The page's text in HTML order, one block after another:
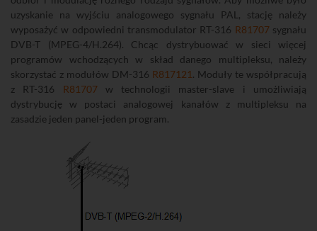
uzyskanie na wyjściu analogowego sygnału PAL, stację należy
wyposażyć w odpowiedni transmodulator RT-316 R81707sygnału
DVB-T (MPEG-4/H.264). Chcąc dystrybuować w sieci więcej
programów wchodzących w skład danego multipleksu, należy
skorzystać z modułów DM-316 R817121 . Moduły te współpracują
z RT-316 R81707w technologii master-slave i umożliwiają
dystrybucję w postaci analogowej kanałów z multipleksu na
zasadzie jeden panel-jeden program.